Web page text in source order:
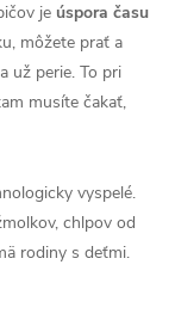
je úspora času
môžete prať a
už perie. To pri
musíte čakať,
vyspelé.
chlpov od
rodiny s deťmi.